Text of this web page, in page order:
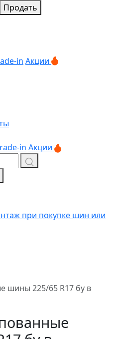
Продать
in Акции
in Акции
шины 225/65 R17 бу в